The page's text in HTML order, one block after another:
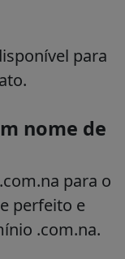
para
nome de
para o
perfeito e
.com.na.